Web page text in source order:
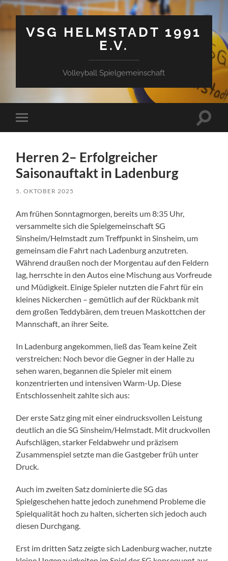
VSG HELMSTADT 1991
E.V.
Volleyball Spielgemeinschaft
Mobile-
Menü
Herren 2– Erfolgreicher
Saisonauftakt in Ladenburg
5. OKTOBER 2025
Am frühen Sonntagmorgen, bereits um 8:35 Uhr,
versammelte sich die Spielgemeinschaft SG
Sinsheim/Helmstadt zum Treffpunkt in Sinsheim, um
gemeinsam die Fahrt nach Ladenburg anzutreten.
Während draußen noch der Morgentau auf den Feldern
lag, herrschte in den Autos eine Mischung aus Vorfreude
und Müdigkeit. Einige Spieler nutzten die Fahrt für ein
kleines Nickerchen – gemütlich auf der Rückbank mit
dem großen Teddybären, dem treuen Maskottchen der
Mannschaft, an ihrer Seite.
In Ladenburg angekommen, ließ das Team keine Zeit
verstreichen: Noch bevor die Gegner in der Halle zu
sehen waren, begannen die Spieler mit einem
konzentrierten und intensiven Warm-Up. Diese
Entschlossenheit zahlte sich aus:
Der erste Satz ging mit einer eindrucksvollen Leistung
deutlich an die SG Sinsheim/Helmstadt. Mit druckvollen
Aufschlägen, starker Feldabwehr und präzisem
Zusammenspiel setzte man die Gastgeber früh unter
Druck.
Auch im zweiten Satz dominierte die SG das
Spielgeschehen hatte jedoch zunehmend Probleme die
Spielqualität hoch zu halten, sicherten sich jedoch auch
diesen Durchgang.
Erst im dritten Satz zeigte sich Ladenburg wacher, nutzte